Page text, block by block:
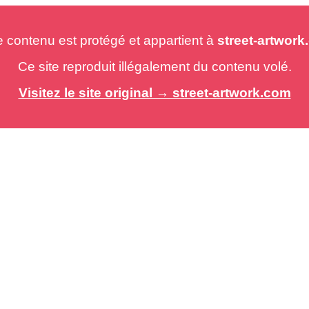
est protégé et appartient à street-
Ce site reproduit illégalement du contenu volé.
Visitez le site original → street-artwork.com